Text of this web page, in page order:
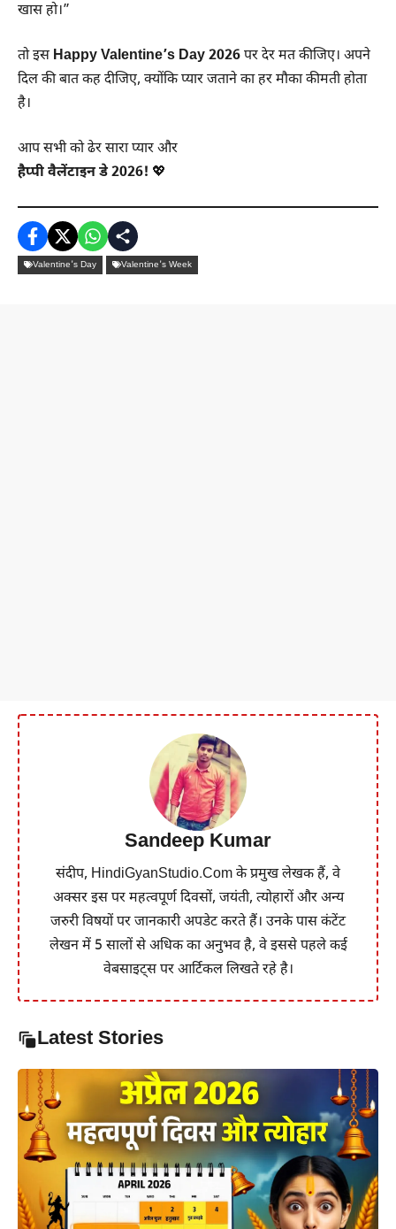
खास हो।”
तो इस Happy Valentine’s Day 2026पर देर मत कीजिए। अपने
दिल की बात कह दीजिए, क्योंकि प्यार जताने का हर मौका कीमती होता
है।
आप सभी को ढेर सारा प्यार और
हैप्पी वैलेंटाइन डे 2026! 💖
Valentine's Day Valentine's Week
Sandeep Kumar
संदीप, HindiGyanStudio.Com के प्रमुख लेखक हैं, वे
अक्सर इस पर महत्वपूर्ण दिवसों, जयंती, त्योहारों और अन्य
जरुरी विषयों पर जानकारी अपडेट करते हैं। उनके पास कंटेंट
लेखन में 5 सालों से अधिक का अनुभव है, वे इससे पहले कई
वेबसाइट्स पर आर्टिकल लिखते रहे है।
Latest Stories